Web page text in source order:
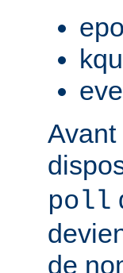
Avant
poll
de